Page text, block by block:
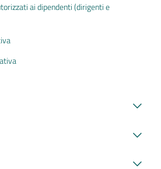
ai dipendenti (dirigenti e